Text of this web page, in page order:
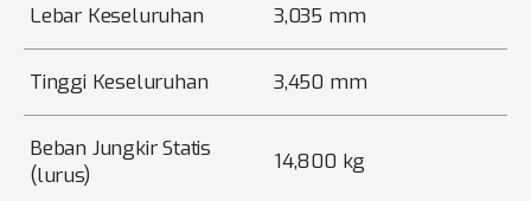
Lebar Keseluruhan 3,035 mm
Tinggi Keseluruhan 3,450 mm
Beban Jungkir Statis
(lurus)
14,800 kg